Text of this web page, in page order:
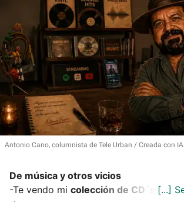
Antonio Cano, columnista de Tele Urban Creada con IA
De música y otros vicios
-Te vendo mi colección de CD´s